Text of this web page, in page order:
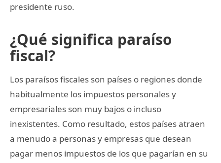
presidente ruso.
¿Qué significa paraíso
fiscal?
Los paraísos fiscales son países o regiones donde
habitualmente los impuestos personales y
empresariales son muy bajos o incluso
inexistentes. Como resultado, estos países atraen
a menudo a personas y empresas que desean
pagar menos impuestos de los que pagarían en su